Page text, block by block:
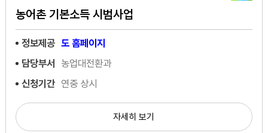
농어촌 기본소득 시범사업
정보제공 도 홈페이지
담당부서
농업대전환과
신청기간 연중 상시
자세히 보기